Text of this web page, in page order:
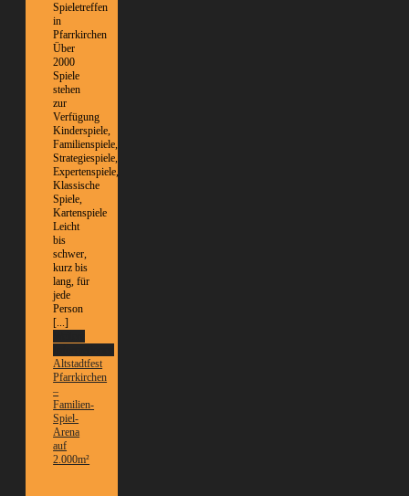
Spieletreffen
in
Pfarrkirchen
Über
2000
Spiele
stehen
zur
Verfügung
Kinderspiele,
Familienspiele,
Strategiespiele,
Expertenspiele,
Klassische
Spiele,
Kartenspiele
Leicht
bis
schwer,
kurz bis
lang, für
jede
Person
[...]
Altstadtfest
Pfarrkirchen
–
Familien-
Spiel-
Arena
auf
2.000m²